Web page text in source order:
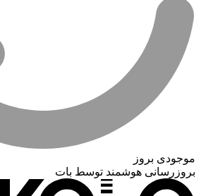
موجودی بروز
بروزرسانی هوشمند توسط بات